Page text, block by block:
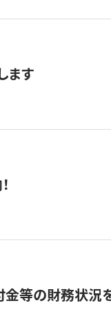
ます
等の財務状況